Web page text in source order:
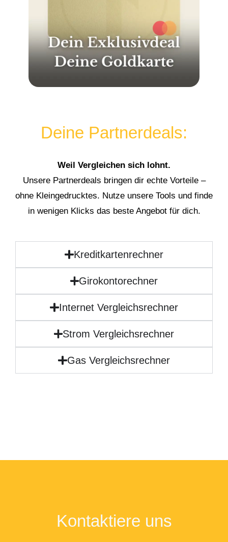
Deine Partnerdeals:
Weil Vergleichen sich lohnt.
Unsere Partnerdeals bringen dir echte Vorteile –
ohne Kleingedrucktes. Nutze unsere Tools und finde
in wenigen Klicks das beste Angebot für dich.
Kreditkartenrechner
Girokontorechner
Internet Vergleichsrechner
Strom Vergleichsrechner
Gas Vergleichsrechner
Kontaktiere uns